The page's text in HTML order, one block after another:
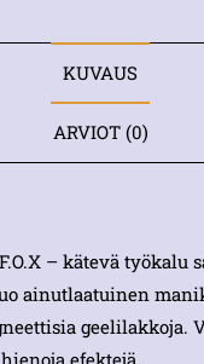
KUVAUS
ARVIOT (0)
– kätevä työkalu
ainutlaatuinen
geelilakkoja.
efektejä.